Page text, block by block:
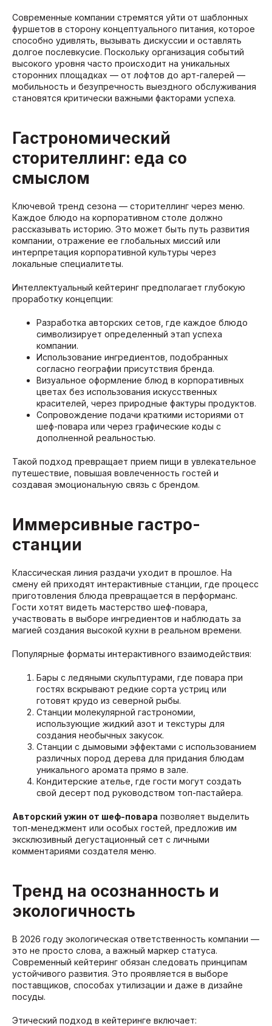
Современные компании стремятся уйти от шаблонных
фуршетов в сторону концептуального питания, которое
способно удивлять, вызывать дискуссии и оставлять
долгое послевкусие. Поскольку организация событий
высокого уровня часто происходит на уникальных
сторонних площадках — от лофтов до арт-галерей —
мобильность и безупречность выездного обслуживания
становятся критически важными факторами успеха.
Гастрономический
сторителлинг: еда со
смыслом
Ключевой тренд сезона — сторителлинг через меню.
Каждое блюдо на корпоративном столе должно
рассказывать историю. Это может быть путь развития
компании, отражение ее глобальных миссий или
интерпретация корпоративной культуры через
локальные специалитеты.
Интеллектуальный кейтеринг предполагает глубокую
проработку концепции:
Разработка авторских сетов, где каждое блюдо
символизирует определенный этап успеха
компании.
Использование ингредиентов, подобранных
согласно географии присутствия бренда.
Визуальное оформление блюд в корпоративных
цветах без использования искусственных
красителей, через природные фактуры продуктов.
Сопровождение подачи краткими историями от
шеф-повара или через графические коды с
дополненной реальностью.
Такой подход превращает прием пищи в увлекательное
путешествие, повышая вовлеченность гостей и
создавая эмоциональную связь с брендом.
Иммерсивные гастро-
станции
Классическая линия раздачи уходит в прошлое. На
смену ей приходят интерактивные станции, где процесс
приготовления блюда превращается в перформанс.
Гости хотят видеть мастерство шеф-повара,
участвовать в выборе ингредиентов и наблюдать за
магией создания высокой кухни в реальном времени.
Популярные форматы интерактивного взаимодействия:
Бары с ледяными скульптурами, где повара при
гостях вскрывают редкие сорта устриц или
готовят крудо из северной рыбы.
Станции молекулярной гастрономии,
использующие жидкий азот и текстуры для
создания необычных закусок.
Станции с дымовыми эффектами с использованием
различных пород дерева для придания блюдам
уникального аромата прямо в зале.
Кондитерские ателье, где гости могут создать
свой десерт под руководством топ-пастайера.
Авторский ужин от шеф-повара позволяет выделить
топ-менеджмент или особых гостей, предложив им
эксклюзивный дегустационный сет с личными
комментариями создателя меню.
Тренд на осознанность и
экологичность
В 2026 году экологическая ответственность компании —
это не просто слова, а важный маркер статуса.
Современный кейтеринг обязан следовать принципам
устойчивого развития. Это проявляется в выборе
поставщиков, способах утилизации и даже в дизайне
посуды.
Этический подход в кейтеринге включает: